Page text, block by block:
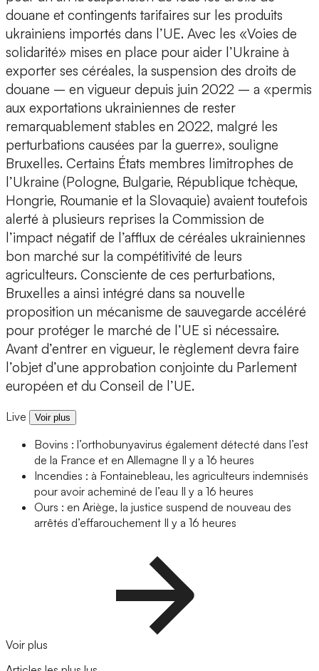
douane et contingents tarifaires sur les produits
ukrainiens importés dans l’UE. Avec les «Voies de
solidarité» mises en place pour aider l’Ukraine à
exporter ses céréales, la suspension des droits de
douane – en vigueur depuis juin 2022 – a «permis
aux exportations ukrainiennes de rester
remarquablement stables en 2022, malgré les
perturbations causées par la guerre», souligne
Bruxelles. Certains États membres limitrophes de
l’Ukraine (Pologne, Bulgarie, République tchèque,
Hongrie, Roumanie et la Slovaquie) avaient toutefois
alerté à plusieurs reprises la Commission de
l’impact négatif de l’afflux de céréales ukrainiennes
bon marché sur la compétitivité de leurs
agriculteurs. Consciente de ces perturbations,
Bruxelles a ainsi intégré dans sa nouvelle
proposition un mécanisme de sauvegarde accéléré
pour protéger le marché de l’UE si nécessaire.
Avant d’entrer en vigueur, le règlement devra faire
l’objet d’une approbation conjointe du Parlement
européen et du Conseil de l’UE.
Live Voir plus
Bovins : l’orthobunyavirus également détecté dans l’est
de la France et en Allemagne Il y a 16 heures
Incendies : à Fontainebleau, les agriculteurs indemnisés
pour avoir acheminé de l’eau Il y a 16 heures
Ours : en Ariège, la justice suspend de nouveau des
arrêtés d’effarouchement Il y a 16 heures
Voir plus